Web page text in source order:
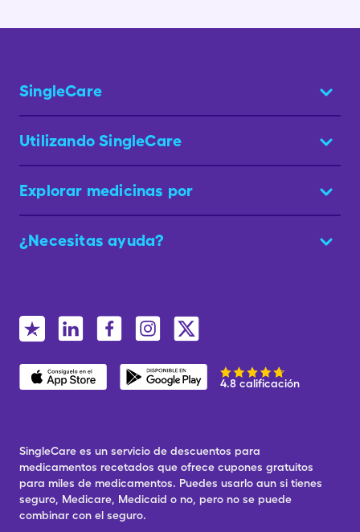
SingleCare
Utilizando SingleCare
Explorar medicinas por
¿Necesitas ayuda?
4.8 calificación
SingleCare es un servicio de descuentos para
medicamentos recetados que ofrece cupones gratuitos
para miles de medicamentos. Puedes usarlo aun si tienes
seguro, Medicare, Medicaid o no, pero no se puede
combinar con el seguro.